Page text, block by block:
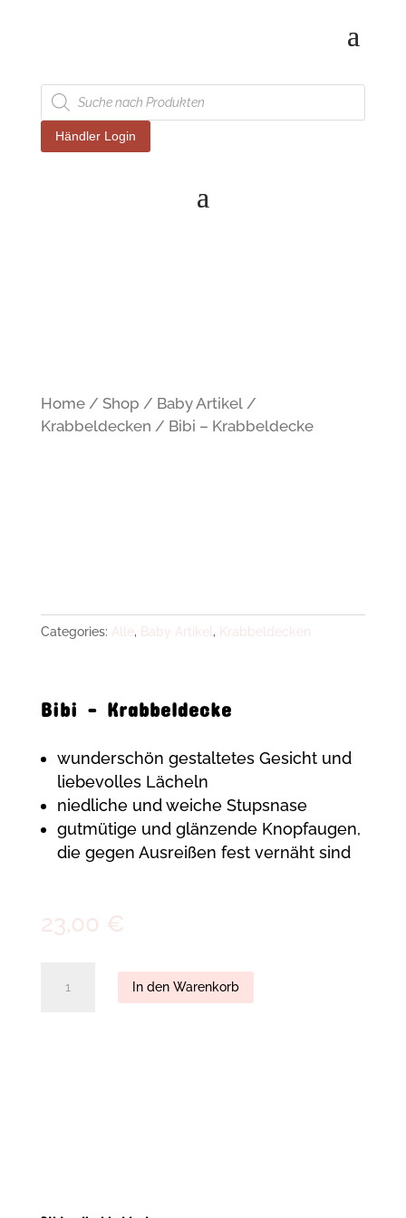
Products
search
Händler Login
Home/ Shop / Baby Artikel/
Krabbeldecken / Bibi – Krabbeldecke
Categories: Alle , Baby Artikel , Krabbeldecken
Bibi – Krabbeldecke
wunderschön gestaltetes Gesicht und
liebevolles Lächeln
niedliche und weiche Stupsnase
gutmütige und glänzende Knopfaugen,
die gegen Ausreißen fest vernäht sind
23,00 €
In den Warenkorb